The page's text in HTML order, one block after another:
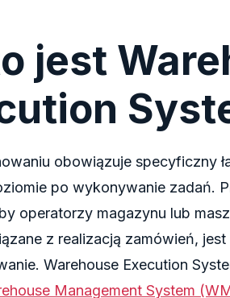
jest
obowiązuje specyficzny
po wykonywanie zadań.
operatorzy magazynu lub
z realizacją zamówień,
Warehouse Execution
Management System